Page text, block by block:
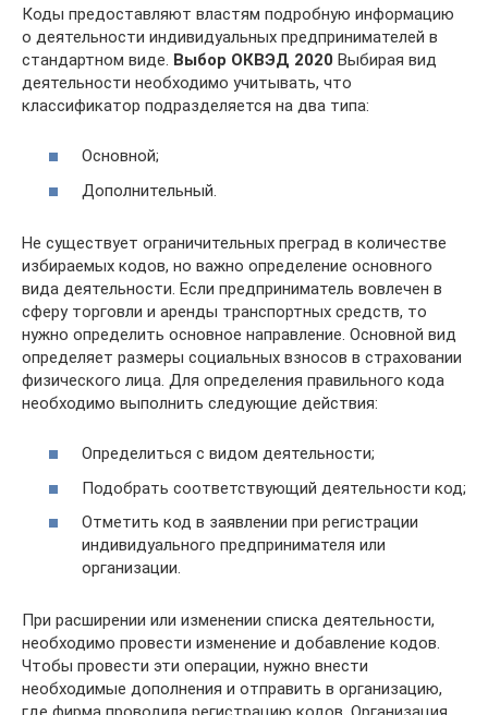
Коды предоставляют властям подробную информацию
о деятельности индивидуальных предпринимателей в
стандартном виде. Выбор ОКВЭД 2020 Выбирая вид
деятельности необходимо учитывать, что
классификатор подразделяется на два типа:
Основной;
Дополнительный.
Не существует ограничительных преград в количестве
избираемых кодов, но важно определение основного
вида деятельности. Если предприниматель вовлечен в
сферу торговли и аренды транспортных средств, то
нужно определить основное направление. Основной вид
определяет размеры социальных взносов в страховании
физического лица. Для определения правильного кода
необходимо выполнить следующие действия:
Определиться с видом деятельности;
Подобрать соответствующий деятельности код;
Отметить код в заявлении при регистрации
индивидуального предпринимателя или
организации.
При расширении или изменении списка деятельности,
необходимо провести изменение и добавление кодов.
Чтобы провести эти операции, нужно внести
необходимые дополнения и отправить в организацию,